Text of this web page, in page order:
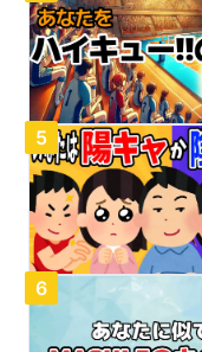
5
6